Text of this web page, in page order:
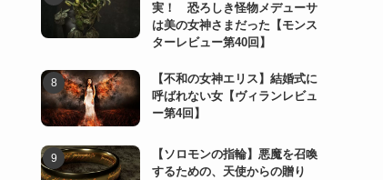
実！ 恐ろしき怪物メデューサ
は美の女神さまだった【モンス
ターレビュー第40回】
【不和の女神エリス】結婚式に
呼ばれない女【ヴィランレビュ
ー第4回】
【ソロモンの指輪】悪魔を召喚
するための、天使からの贈り